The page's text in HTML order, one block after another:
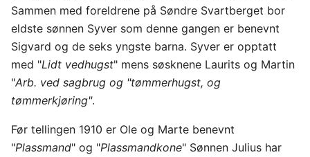
Sammen med foreldrene på Søndre Svartberget bor
eldste sønnen Syver som denne gangen er benevnt
Sigvard og de seks yngste barna. Syver er opptatt
med "Lidt vedhugst" mens søsknene Laurits og Martin
"Arb. ved sagbrug og "tømmerhugst, og
tømmerkjøring".
Før tellingen 1910 er Ole og Marte benevnt
"Plassmand" og "Plassmandkone" Sønnen Julius har